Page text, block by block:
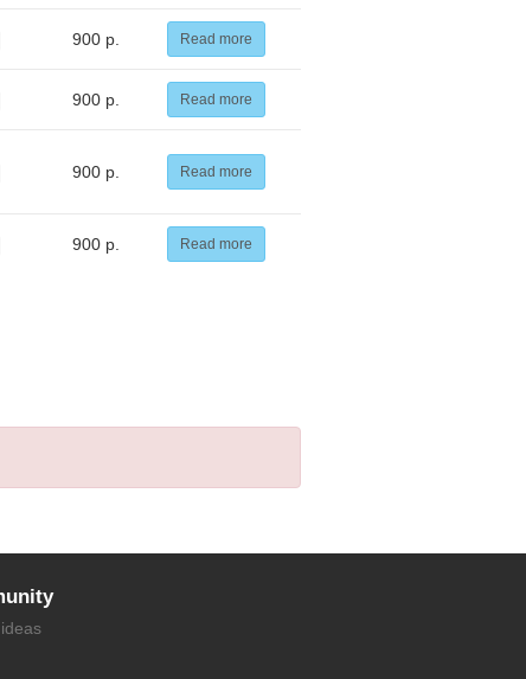
900 р. Read more
900 р. Read more
900 р. Read more
900 р. Read more